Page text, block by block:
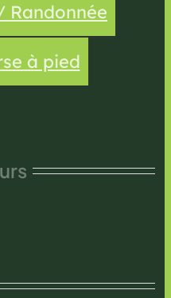
Randonnée
à pied